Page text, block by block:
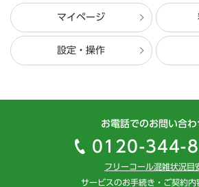
マイページ
設定・操作
お電話でのお問い合わ
0120-344-
フリーコール混雑状況目
サービスのお手続き・ご契約内